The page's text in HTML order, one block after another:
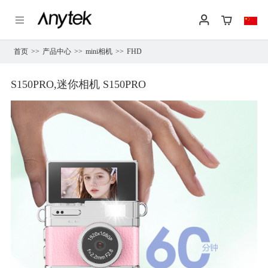
首页 >> 产品中心 >> mini相机 >> FHD
S150PRO,迷你相机 S150PRO